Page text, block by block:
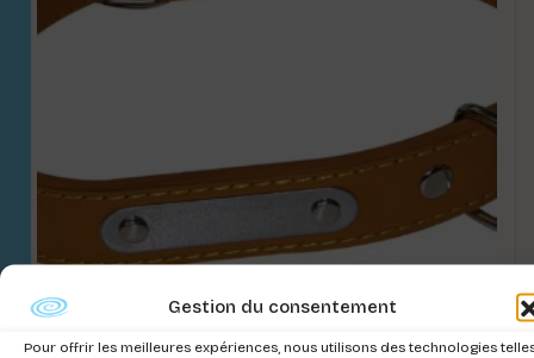
Gestion du consentement
Pour offrir les meilleures expériences, nous utilisons des technologies